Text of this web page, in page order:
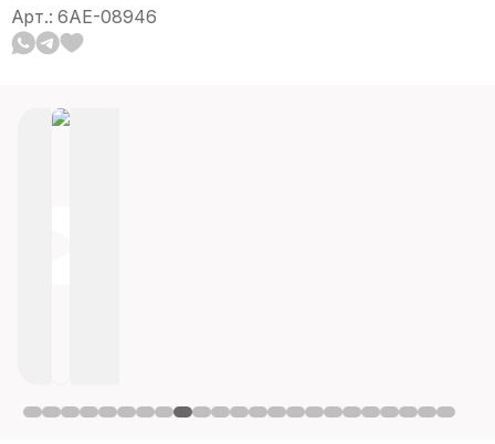
Арт.: 6AE-08946